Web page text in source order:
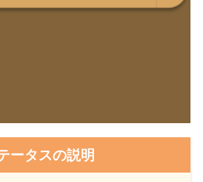
ータスの説明